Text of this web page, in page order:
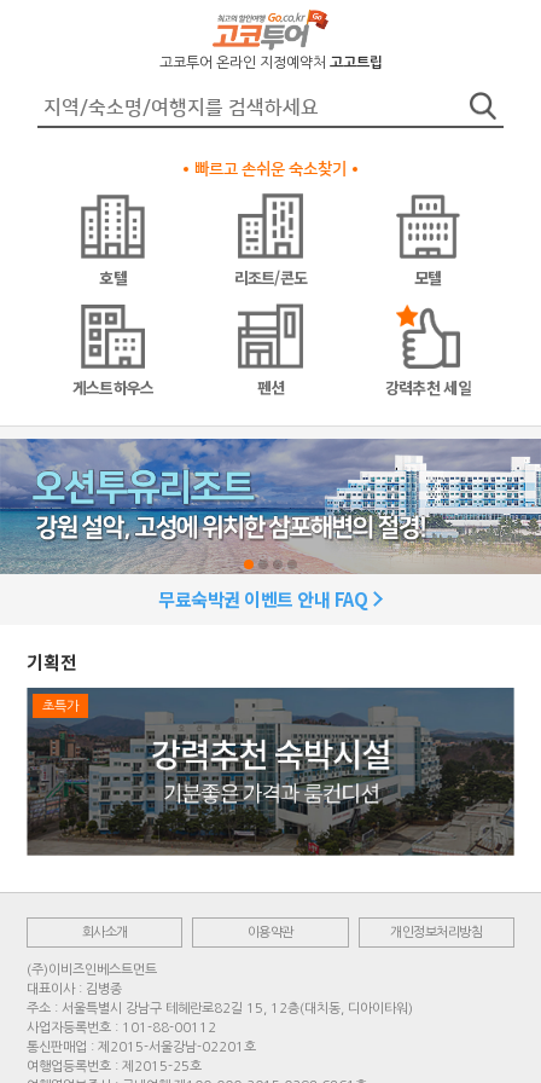
고코투어 온라인 지정예약처 고고트립
빠르고 손쉬운 숙소찾기
호텔 리조트/콘도 모텔
게스트하우스 펜션 강력추천 세일
무료숙박권 이벤트 안내 FAQ
기획전
초특가
회사소개 이용약관 개인정보처리방침
(주)이비즈인베스트먼트
대표이사 : 김병종
주소 : 서울특별시 강남구 테헤란로82길 15, 12층(대치동, 디아이타워)
사업자등록번호 : 101-88-00112
통신판매업 : 제2015-서울강남-02201호
여행업등록번호 : 제2015-25호